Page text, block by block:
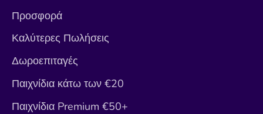
Προσφορά
Καλύτερες Πωλήσεις
Δωροεπιταγές
Παιχνίδια κάτω των €20
Παιχνίδια Premium €50+